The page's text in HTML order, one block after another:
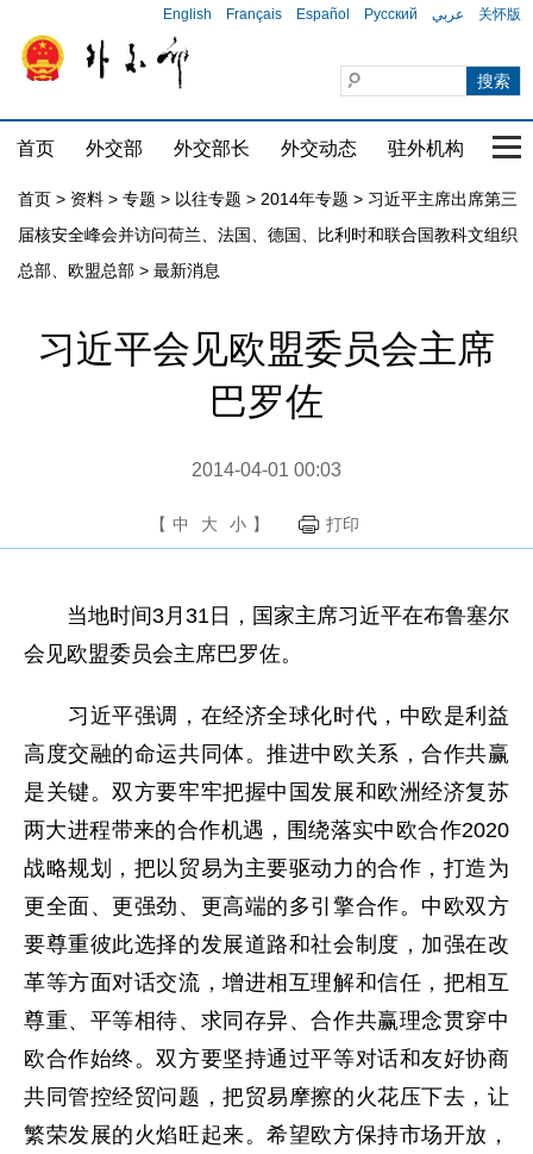
English Français Español Русский عربي 关怀版
首页 外交部 外交部长 外交动态 驻外机构 国
首页 > 资料 > 专题 > 以往专题 > 2014年专题 > 习近平主席出席第三
届核安全峰会并访问荷兰、法国、德国、比利时和联合国教科文组织
总部、欧盟总部 > 最新消息
习近平会见欧盟委员会主席
巴罗佐
2014-04-01 00:03
【 中 大 小 】 打印
当地时间3月31日，国家主席习近平在布鲁塞尔
会见欧盟委员会主席巴罗佐。
习近平强调，在经济全球化时代，中欧是利益
高度交融的命运共同体。推进中欧关系，合作共赢
是关键。双方要牢牢把握中国发展和欧洲经济复苏
两大进程带来的合作机遇，围绕落实中欧合作2020
战略规划，把以贸易为主要驱动力的合作，打造为
更全面、更强劲、更高端的多引擎合作。中欧双方
要尊重彼此选择的发展道路和社会制度，加强在改
革等方面对话交流，增进相互理解和信任，把相互
尊重、平等相待、求同存异、合作共赢理念贯穿中
欧合作始终。双方要坚持通过平等对话和友好协商
共同管控经贸问题，把贸易摩擦的火花压下去，让
繁荣发展的火焰旺起来。希望欧方保持市场开放，